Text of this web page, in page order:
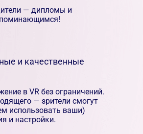
— дипломы и
и качественные
в VR без ограничений.
— зрители смогут
использовать ваши)
и настройки.